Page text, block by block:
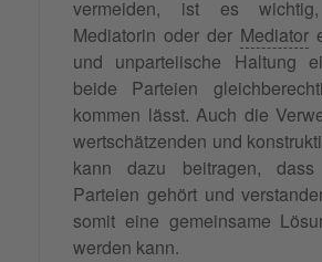
vermeiden, ist es
Mediatorin oder der Mediator
und unparteiische Haltung
beide Parteien
kommen lässt. Auch die
wertschätzenden und
kann dazu beitragen,
Parteien gehört und
somit eine gemeinsame
werden kann.